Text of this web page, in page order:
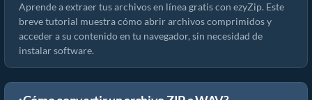
Aprende a extraer tus archivos en línea gratis con ezyZip. Este
breve tutorial muestra cómo abrir archivos comprimidos y
acceder a su contenido en tu navegador, sin necesidad de
instalar software.